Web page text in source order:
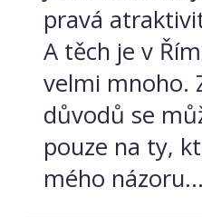
pravá
A těch je v
velmi mnoho.
důvodů se
pouze na ty,
mého názoru...